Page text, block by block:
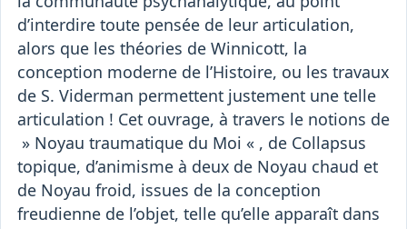
d’interdire toute pensée de leur articulation,
alors que les théories de Winnicott, la
conception moderne de l’Histoire, ou les travaux
de S. Viderman permettent justement une telle
articulation ! Cet ouvrage, à travers le notions de
» Noyau traumatique du Moi « , de Collapsus
topique, d’animisme à deux de Noyau chaud et
de Noyau froid, issues de la conception
freudienne de l’objet, telle qu’elle apparaît dans